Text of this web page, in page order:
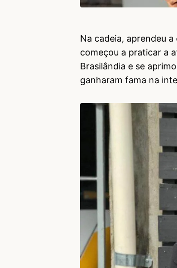
Na cadeia, aprendeu
começou a praticar a
Brasilândia e se
ganharam fama na